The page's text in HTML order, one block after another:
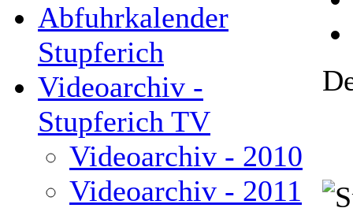
Abfuhrkalender
Stupferich
Videoarchiv -
Stupferich TV
Videoarchiv - 2010
Videoarchiv - 2011